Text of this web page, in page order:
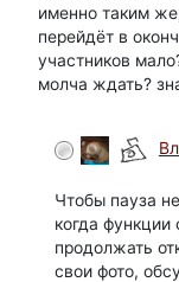
именно таким
перейдёт в
участников
молча ждать?
Чтобы пауза
когда
продолжать
свои фото,